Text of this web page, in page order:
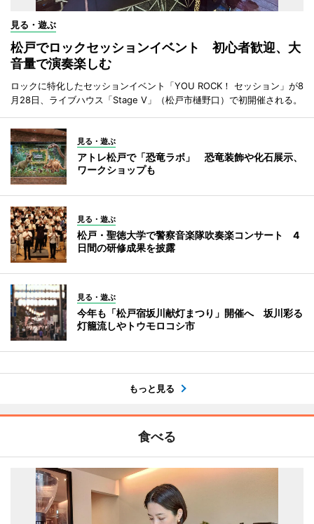
見る・遊ぶ
松戸でロックセッションイベント 初心者歓迎、大
音量で演奏楽しむ
ロックに特化したセッションイベント「YOU ROCK！ セッション」が8
月28日、ライブハウス「Stage V」（松戸市樋野口）で初開催される。
見る・遊ぶ
アトレ松戸で「恐竜ラボ」 恐竜装飾や化石展示、
ワークショップも
見る・遊ぶ
松戸・聖徳大学で警察音楽隊吹奏楽コンサート 4
日間の研修成果を披露
見る・遊ぶ
今年も「松戸宿坂川献灯まつり」開催へ 坂川彩る
灯籠流しやトウモロコシ市
もっと見る
食べる